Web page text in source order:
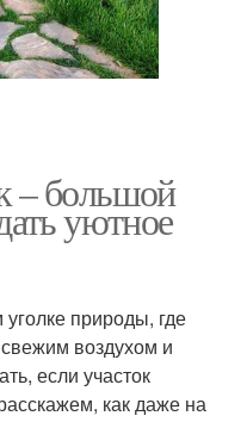
– большой
уютное
природы, где
воздухом и
если участок
как даже на